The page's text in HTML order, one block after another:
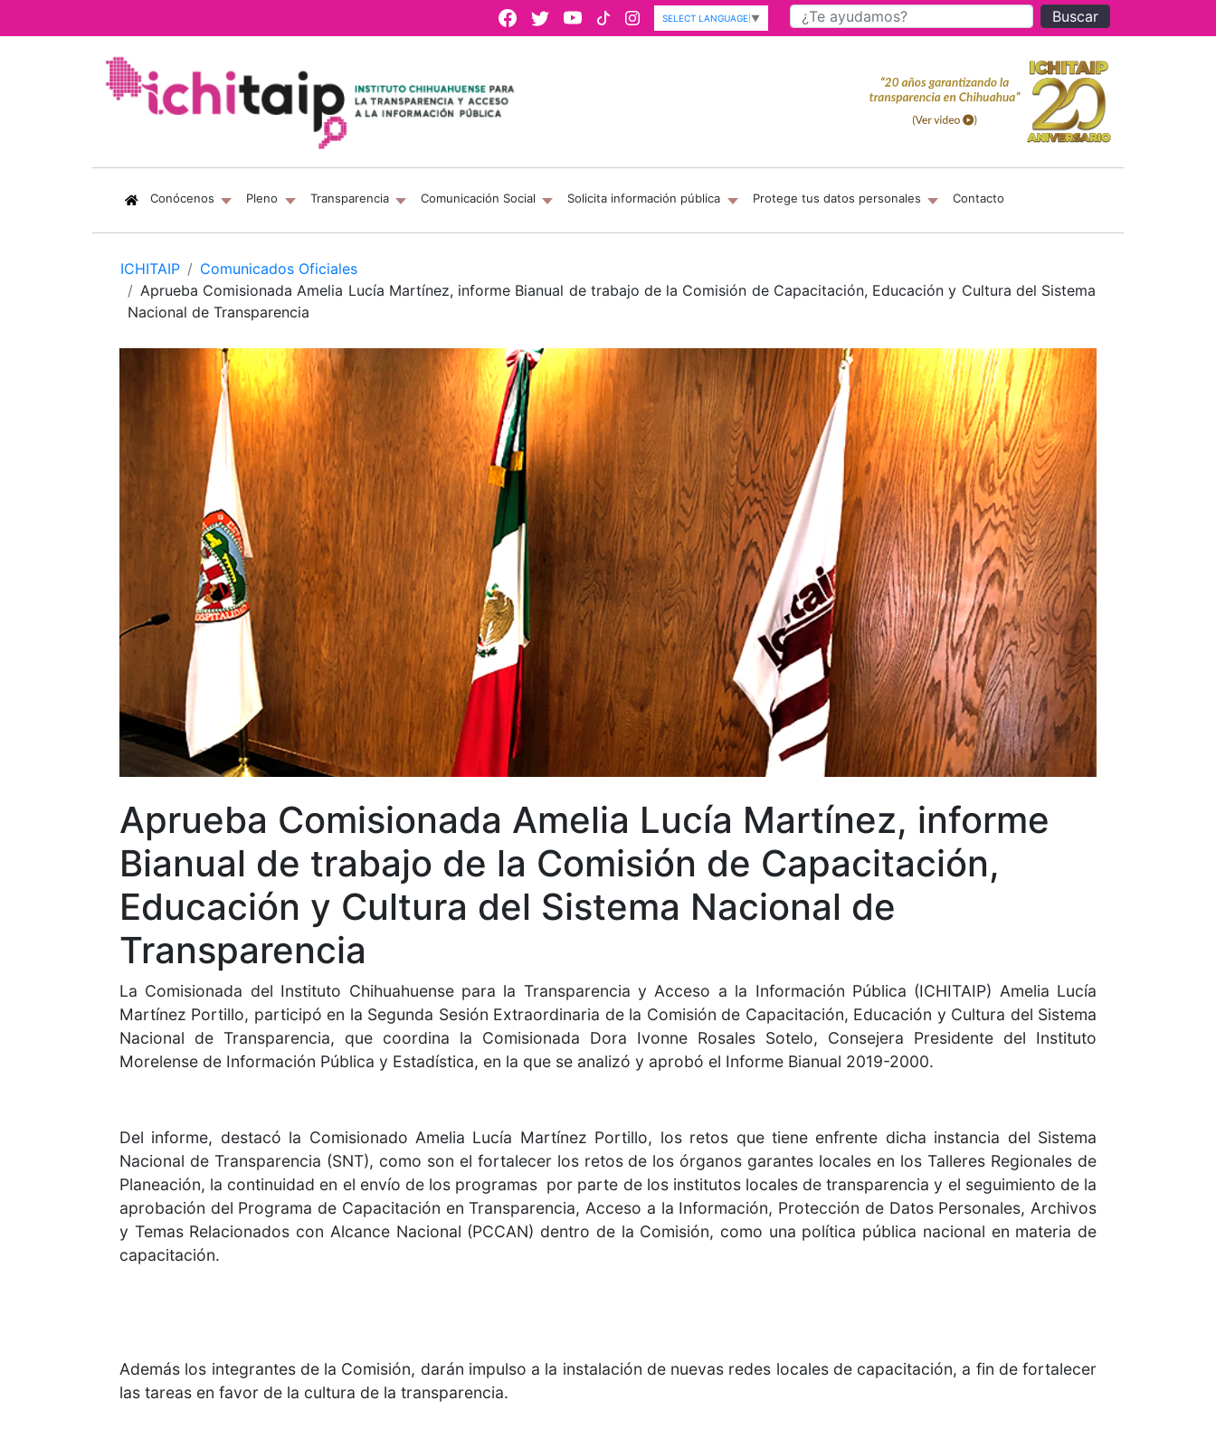
Buscar
SELECT LANGUAGE ▼
Conócenos (current)
Pleno Transparencia Comunicación Social Solicita información pública Protege tus datos personales Contacto
ICHITAIP
Comunicados Oficiales
Aprueba Comisionada Amelia Lucía Martínez, informe Bianual de trabajo de la Comisión de Capacitación, Educación y Cultura del Sistema
Nacional de Transparencia
Aprueba Comisionada Amelia Lucía Martínez, informe
Bianual de trabajo de la Comisión de Capacitación,
Educación y Cultura del Sistema Nacional de
Transparencia
La Comisionada del Instituto Chihuahuense para la Transparencia y Acceso a la Información Pública (ICHITAIP) Amelia Lucía
Martínez Portillo, participó en la Segunda Sesión Extraordinaria de la Comisión de Capacitación, Educación y Cultura del Sistema
Nacional de Transparencia, que coordina la Comisionada Dora Ivonne Rosales Sotelo, Consejera Presidente del Instituto
Morelense de Información Pública y Estadística, en la que se analizó y aprobó el Informe Bianual 2019-2000.
Del informe, destacó la Comisionado Amelia Lucía Martínez Portillo, los retos que tiene enfrente dicha instancia del Sistema
Nacional de Transparencia (SNT), como son el fortalecer los retos de los órganos garantes locales en los Talleres Regionales de
Planeación, la continuidad en el envío de los programas por parte de los institutos locales de transparencia y el seguimiento de la
aprobación del Programa de Capacitación en Transparencia, Acceso a la Información, Protección de Datos Personales, Archivos
y Temas Relacionados con Alcance Nacional (PCCAN) dentro de la Comisión, como una política pública nacional en materia de
capacitación.
Además los integrantes de la Comisión, darán impulso a la instalación de nuevas redes locales de capacitación, a fin de fortalecer
las tareas en favor de la cultura de la transparencia.